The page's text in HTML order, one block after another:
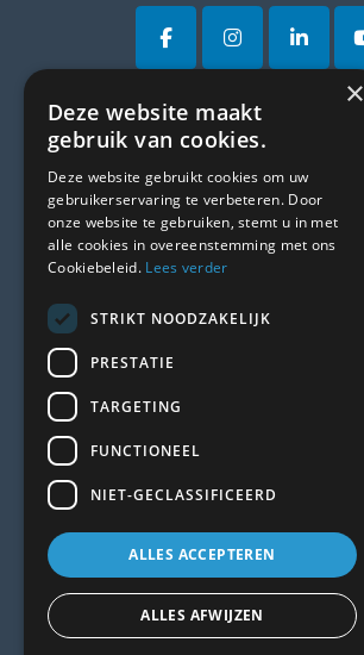
VRAGEN?
Neem gerustcontactmet
LINKS
Blogs
Algemene voorwaarden
Kunststof Kozijnen
Kunststof kozijnen
Kunststof Kozijnen
Kunststof Kozijnen
Kunststof kozijnen in jouw
×
Deze website maakt
gebruik van cookies.
Deze website gebruikt cookies om uw
gebruikerservaring te verbeteren. Door
onze website te gebruiken, stemt u in met
alle cookies in overeenstemming met ons
Cookiebeleid. Lees verder
STRIKT NOODZAKELIJK
PRESTATIE
TARGETING
FUNCTIONEEL
NIET-GECLASSIFICEERD
ALLES ACCEPTEREN
ALLES AFWIJZEN